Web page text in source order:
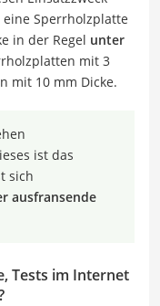
Sperrholzplatte
in der Regel unter
mit 3
mit 10 mm Dicke.
ist das
sich
ausfransende
Tests im Internet